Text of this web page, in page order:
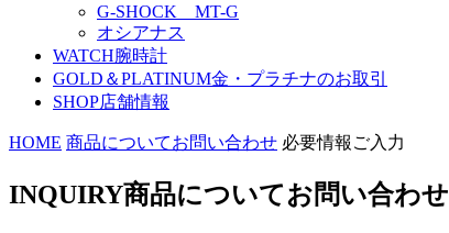
G-SHOCK MT-G
オシアナス
WATCH腕時計
GOLD＆PLATINUM金・プラチナのお取引
SHOP店舗情報
HOME 商品についてお問い合わせ 必要情報ご入力
INQUIRY商品についてお問い合わせ